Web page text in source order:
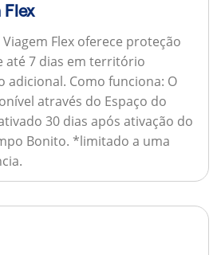
Flex oferece proteção
até 7 dias em território
adicional. Como funciona: O
através do Espaço do
30 dias após ativação do
Bonito. *limitado a uma